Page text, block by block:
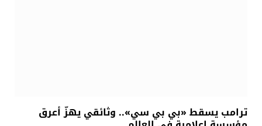
ترامب يسقط «بي بي سي».. وثائقي يهزّ أعرق